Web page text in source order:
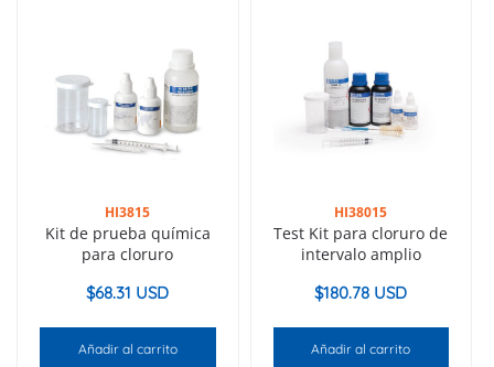
HI3815
Kit de prueba química
para cloruro
$68.31 USD
Añadir al carrito
HI38015
Test Kit para cloruro de
intervalo amplio
$180.78 USD
Añadir al carrito